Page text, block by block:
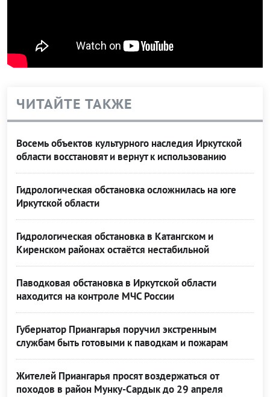
ЧИТАЙТЕ ТАКЖЕ
Восемь объектов культурного наследия Иркутской
области восстановят и вернут к использованию
Гидрологическая обстановка осложнилась на юге
Иркутской области
Гидрологическая обстановка в Катангском и
Киренском районах остаётся нестабильной
Паводковая обстановка в Иркутской области
находится на контроле МЧС России
Губернатор Приангарья поручил экстренным
службам быть готовыми к паводкам и пожарам
Жителей Приангарья просят воздержаться от
походов в район Мунку-Сардык до 29 апреля